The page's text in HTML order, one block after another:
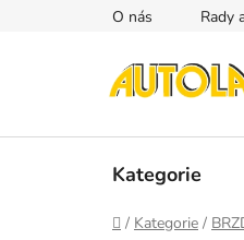
O nás Rady
Kategorie
Domů
/ Kategorie /